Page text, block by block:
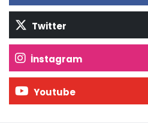
Twitter
İnstagram
Youtube